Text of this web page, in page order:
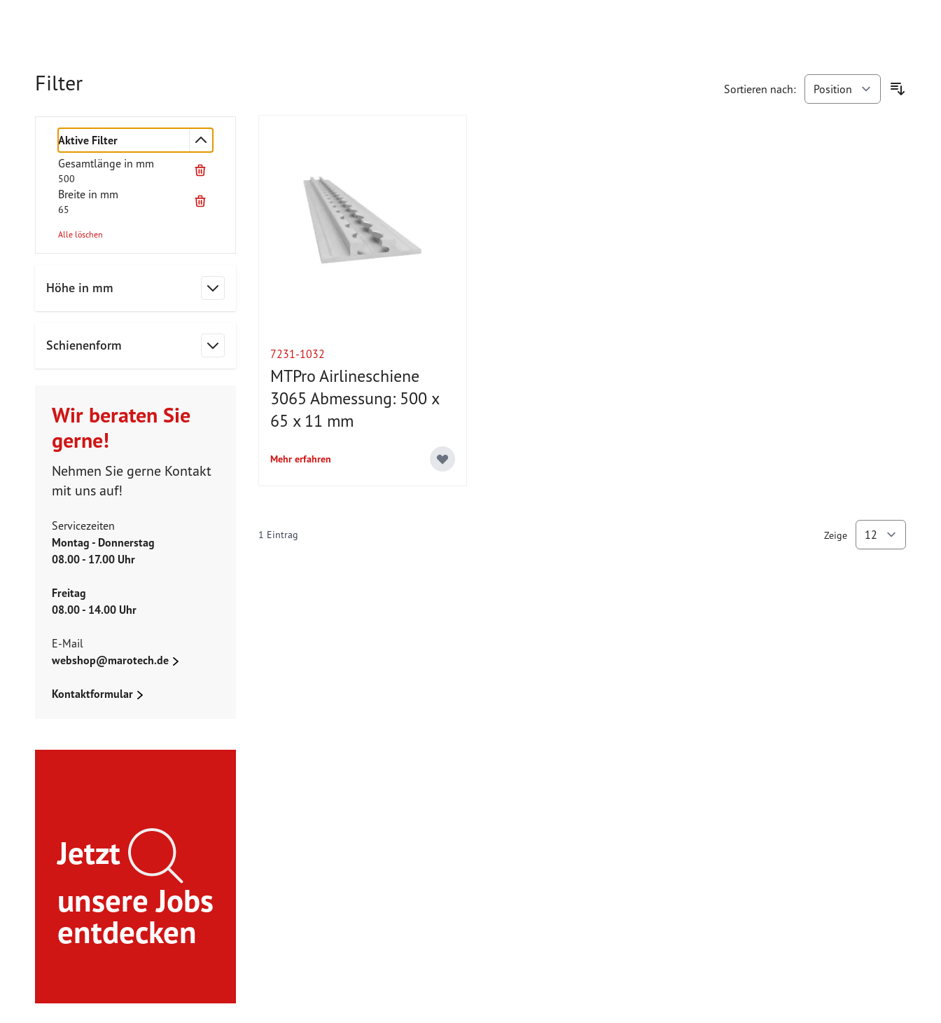
Filter
Aktive Filter
Gesamtlänge in mm
500
Breite in mm
65
Alle löschen
Höhe in mm
Schienenform
Wir beraten Sie
gerne!
Nehmen Sie gerne Kontakt
mit uns auf!
Servicezeiten
Montag - Donnerstag
08.00 - 17.00 Uhr
Freitag
08.00 - 14.00 Uhr
E-Mail
webshop@marotech.de
Kontaktformular
Jetzt
unsere Jobs
entdecken
Sortieren nach:
7231-1032
MTPro Airlineschiene
3065 Abmessung: 500 x
65 x 11 mm
Mehr erfahren
1 Eintrag Zeige